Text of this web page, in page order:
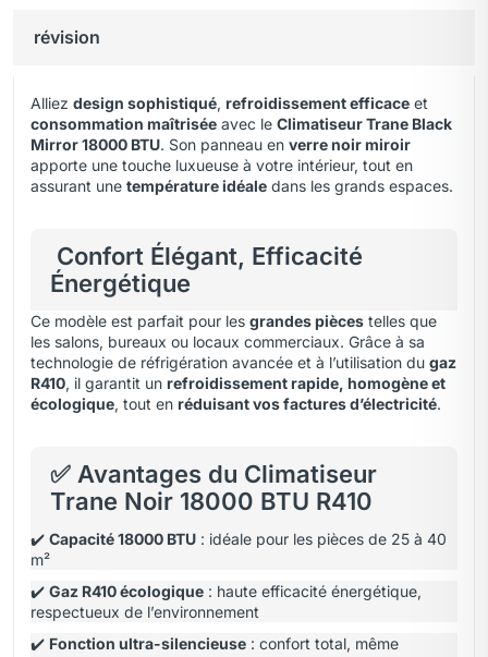
révision
Alliez design sophistiqué, refroidissement efficace et
consommation maîtrisée avec le Climatiseur Trane Black
Mirror 18000 BTU. Son panneau en verre noir miroir
apporte une touche luxueuse à votre intérieur, tout en
assurant une température idéale dans les grands espaces.
Confort Élégant, Efficacité
Énergétique
Ce modèle est parfait pour les grandes pièces telles que
les salons, bureaux ou locaux commerciaux. Grâce à sa
technologie de réfrigération avancée et à l’utilisation du gaz
R410, il garantit un refroidissement rapide, homogène et
écologique, tout en réduisant vos factures d’électricité.
✅ Avantages du Climatiseur
Trane Noir 18000 BTU R410
✔️ Capacité 18000 BTU : idéale pour les pièces de 25 à 40
m²
✔️ Gaz R410 écologique : haute efficacité énergétique,
respectueux de l’environnement
✔️ Fonction ultra-silencieuse : confort total, même